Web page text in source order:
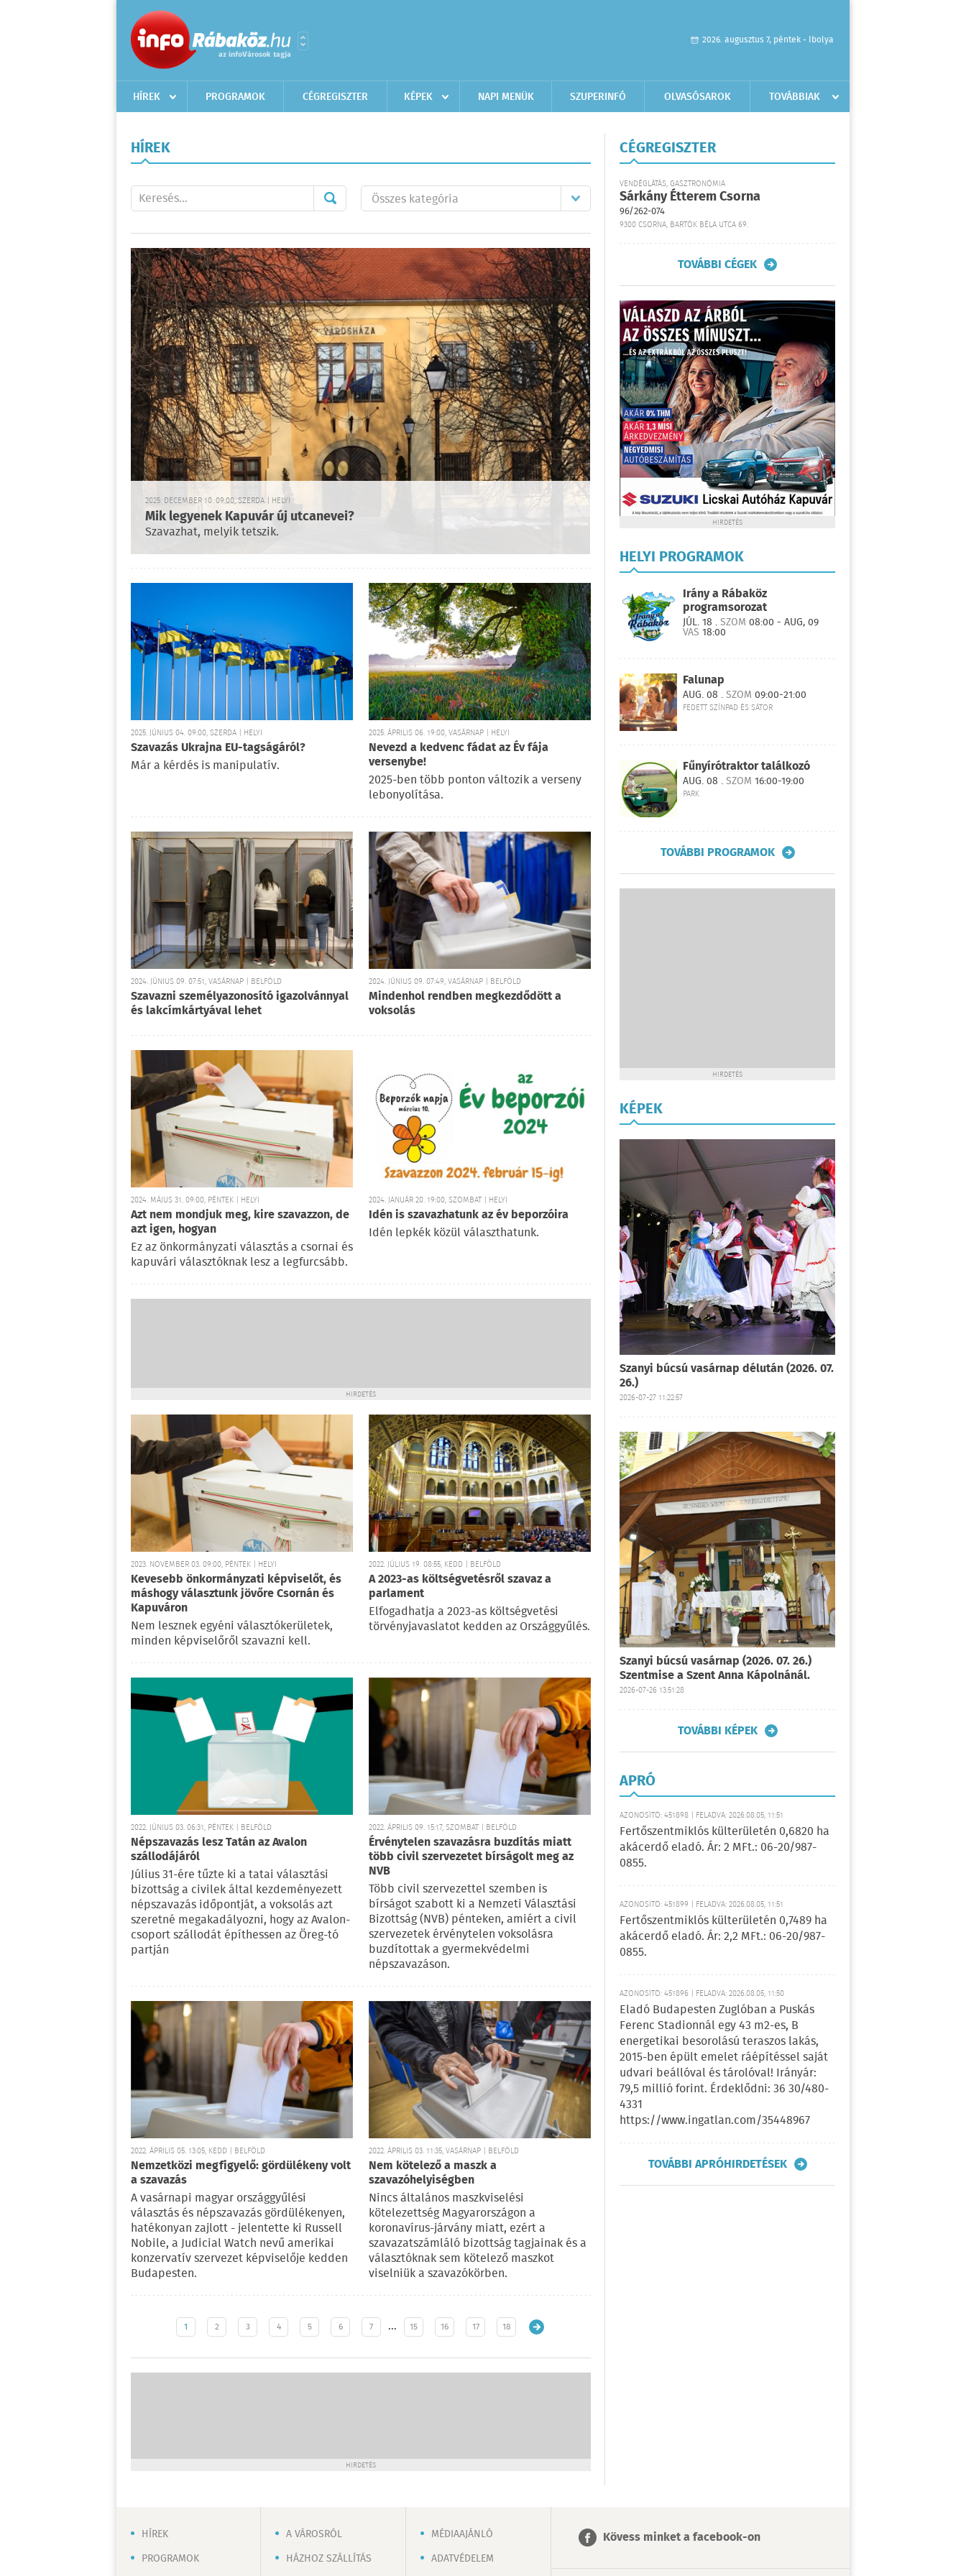
2026. augusztus 7, péntek - Ibolya
HÍREK PROGRAMOK CÉGREGISZTER KÉPEK NAPI MENÜK SZUPERINFÓ OLVASÓSAROK TOVÁBBIAK
HÍREK
2025. DECEMBER 10. 09:00, SZERDA | HELYI
Mik legyenek Kapuvár új utcanevei?
Szavazhat, melyik tetszik.
2025. JÚNIUS 04. 09:00, SZERDA | HELYI
Szavazás Ukrajna EU-tagságáról?
Már a kérdés is manipulatív.
2025. ÁPRILIS 06. 19:00, VASÁRNAP | HELYI
Nevezd a kedvenc fádat az Év fája
versenybe!
2025-ben több ponton változik a verseny
lebonyolítása.
2024. JÚNIUS 09. 07:51, VASÁRNAP | BELFÖLD
Szavazni személyazonosító igazolvánnyal
és lakcímkártyával lehet
2024. JÚNIUS 09. 07:49, VASÁRNAP | BELFÖLD
Mindenhol rendben megkezdődött a
voksolás
2024. MÁJUS 31. 09:00, PÉNTEK | HELYI
Azt nem mondjuk meg, kire szavazzon, de
azt igen, hogyan
Ez az önkormányzati választás a csornai és
kapuvári választóknak lesz a legfurcsább.
2024. JANUÁR 20. 19:00, SZOMBAT | HELYI
Idén is szavazhatunk az év beporzóira
Idén lepkék közül választhatunk.
HIRDETÉS
2023. NOVEMBER 03. 09:00, PÉNTEK | HELYI
Kevesebb önkormányzati képviselőt, és
máshogy választunk jövőre Csornán és
Kapuváron
Nem lesznek egyéni választókerületek,
minden képviselőről szavazni kell.
2022. JÚLIUS 19. 08:55, KEDD | BELFÖLD
A 2023-as költségvetésről szavaz a
parlament
Elfogadhatja a 2023-as költségvetési
törvényjavaslatot kedden az Országgyűlés.
2022. JÚNIUS 03. 06:31, PÉNTEK | BELFÖLD
Népszavazás lesz Tatán az Avalon
szállodájáról
Július 31-ére tűzte ki a tatai választási
bizottság a civilek által kezdeményezett
népszavazás időpontját, a voksolás azt
szeretné megakadályozni, hogy az Avalon-
csoport szállodát építhessen az Öreg-tó
partján
2022. ÁPRILIS 09. 15:17, SZOMBAT | BELFÖLD
Érvénytelen szavazásra buzdítás miatt
több civil szervezetet bírságolt meg az
NVB
Több civil szervezettel szemben is
bírságot szabott ki a Nemzeti Választási
Bizottság (NVB) pénteken, amiért a civil
szervezetek érvénytelen voksolásra
buzdítottak a gyermekvédelmi
népszavazáson.
2022. ÁPRILIS 05. 13:05, KEDD | BELFÖLD
Nemzetközi megfigyelő: gördülékeny volt
a szavazás
A vasárnapi magyar országgyűlési
választás és népszavazás gördülékenyen,
hatékonyan zajlott - jelentette ki Russell
Nobile, a Judicial Watch nevű amerikai
konzervatív szervezet képviselője kedden
Budapesten.
2022. ÁPRILIS 03. 11:35, VASÁRNAP | BELFÖLD
Nem kötelező a maszk a
szavazóhelyiségben
Nincs általános maszkviselési
kötelezettség Magyarországon a
koronavírus-járvány miatt, ezért a
szavazatszámláló bizottság tagjainak és a
választóknak sem kötelező maszkot
viselniük a szavazókörben.
1 2 3 4 5 6 7 … 15 16 17 18
HIRDETÉS
CÉGREGISZTER
VENDÉGLÁTÁS, GASZTRONÓMIA
Sárkány Étterem Csorna
96/262-074
9300 CSORNA, BARTÓK BÉLA UTCA 69.
TOVÁBBI CÉGEK
HIRDETÉS
HELYI PROGRAMOK
Irány a Rábaköz
programsorozat
JÚL. 18 .SZOM 08:00 - AUG, 09
VAS 18:00
Falunap
AUG. 08 .SZOM 09:00-21:00
FEDETT SZÍNPAD ÉS SÁTOR
Fűnyírótraktor találkozó
AUG. 08 .SZOM 16:00-19:00
PARK
TOVÁBBI PROGRAMOK
HIRDETÉS
KÉPEK
Szanyi búcsú vasárnap délután (2026. 07.
26.)
2026-07-27 11:22:57
Szanyi búcsú vasárnap (2026. 07. 26.)
Szentmise a Szent Anna Kápolnánál.
2026-07-26 13:51:28
TOVÁBBI KÉPEK
APRÓ
AZONOSÍTÓ: 451898 | FELADVA: 2026.08.05, 11:51
Fertőszentmiklós külterületén 0,6820 ha
akácerdő eladó. Ár: 2 MFt.: 06-20/987-
0855.
AZONOSÍTÓ: 451899 | FELADVA: 2026.08.05, 11:51
Fertőszentmiklós külterületén 0,7489 ha
akácerdő eladó. Ár: 2,2 MFt.: 06-20/987-
0855.
AZONOSÍTÓ: 451896 | FELADVA: 2026.08.05, 11:50
Eladó Budapesten Zuglóban a Puskás
Ferenc Stadionnál egy 43 m2-es, B
energetikai besorolású teraszos lakás,
2015-ben épült emelet ráépítéssel saját
udvari beállóval és tárolóval! Irányár:
79,5 millió forint. Érdeklődni: 36 30/480-
4331
https://www.ingatlan.com/35448967
TOVÁBBI APRÓHIRDETÉSEK
HÍREK
PROGRAMOK
A VÁROSRÓL
HÁZHOZ SZÁLLÍTÁS
MÉDIAAJÁNLÓ
ADATVÉDELEM
Kövess minket a facebook-on